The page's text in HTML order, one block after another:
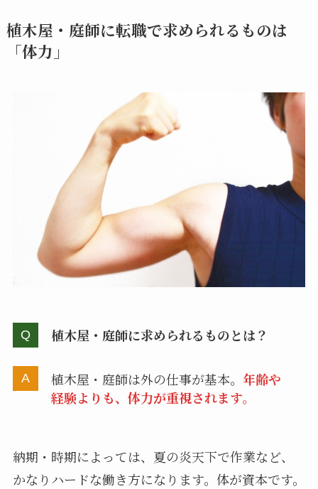
植木屋・庭師に転職で求められるものは
「体力」
植木屋・庭師に求められるものとは？
植木屋・庭師は外の仕事が基本。 年齢や
経験よりも、体力が重視されます。
納期・時期によっては、夏の炎天下で作業など、
かなりハードな働き方になります。体が資本です。